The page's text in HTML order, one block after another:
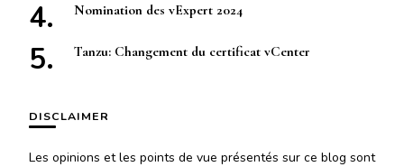
Nomination des vExpert 2024
Tanzu: Changement du certificat vCenter
DISCLAIMER
Les opinions et les points de vue présentés sur ce blog sont